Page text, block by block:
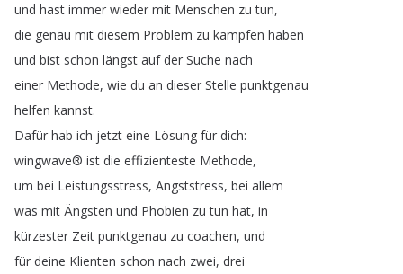
und hast immer wieder mit Menschen zu tun,
die genau mit diesem Problem zu kämpfen haben
und bist schon längst auf der Suche nach
einer Methode, wie du an dieser Stelle punktgenau
helfen kannst.
Dafür hab ich jetzt eine Lösung für dich:
wingwave® ist die effizienteste Methode,
um bei Leistungsstress, Angststress, bei allem
was mit Ängsten und Phobien zu tun hat, in
kürzester Zeit punktgenau zu coachen, und
für deine Klienten schon nach zwei, drei